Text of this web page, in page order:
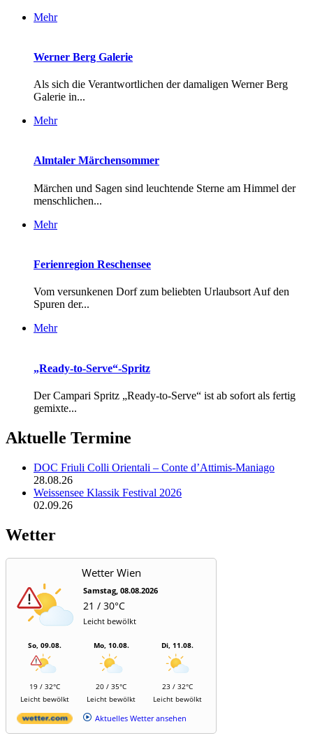
Mehr
Werner Berg Galerie
Als sich die Verantwortlichen der damaligen Werner Berg
Galerie in...
Mehr
Almtaler Märchensommer
Märchen und Sagen sind leuchtende Sterne am Himmel der
menschlichen...
Mehr
Ferienregion Reschensee
Vom versunkenen Dorf zum beliebten Urlaubsort Auf den
Spuren der...
Mehr
„Ready-to-Serve“-Spritz
Der Campari Spritz „Ready-to-Serve“ ist ab sofort als fertig
gemixte...
Aktuelle Termine
DOC Friuli Colli Orientali – Conte d’Attimis-Maniago
28.08.26
Weissensee Klassik Festival 2026
02.09.26
Wetter
Wetter Wien
Samstag, 08.08.2026
21 / 30°C
Leicht bewölkt
So, 09.08.
19 / 32°C
Leicht bewölkt
Mo, 10.08.
20 / 35°C
Leicht bewölkt
Di, 11.08.
23 / 32°C
Leicht bewölkt
Aktuelles Wetter ansehen